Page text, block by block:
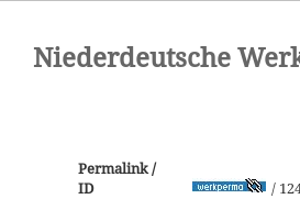
Niederdeutsche
Permalink /
ID
/